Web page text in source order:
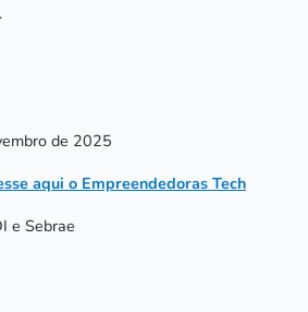
de 2025
aqui o Empreendedoras Tech
e Sebrae